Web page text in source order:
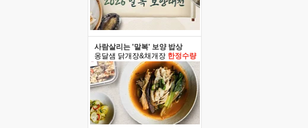
사람살리는 '말복' 보양 밥상
옹달샘 닭개장&채개장 한정수량